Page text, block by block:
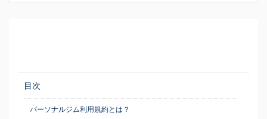
目次
パーソナルジム利用規約とは？